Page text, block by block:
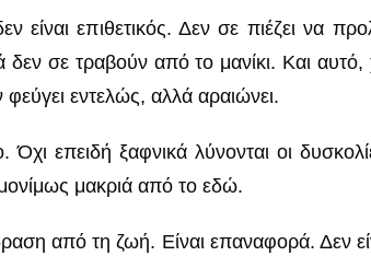
επιθετικός. Δεν σε πιέζει να
σε τραβούν από το μανίκι. Και αυτό,
εντελώς, αλλά αραιώνει.
επειδή ξαφνικά λύνονται οι
μακριά από το εδώ.
από τη ζωή. Είναι επαναφορά. Δεν